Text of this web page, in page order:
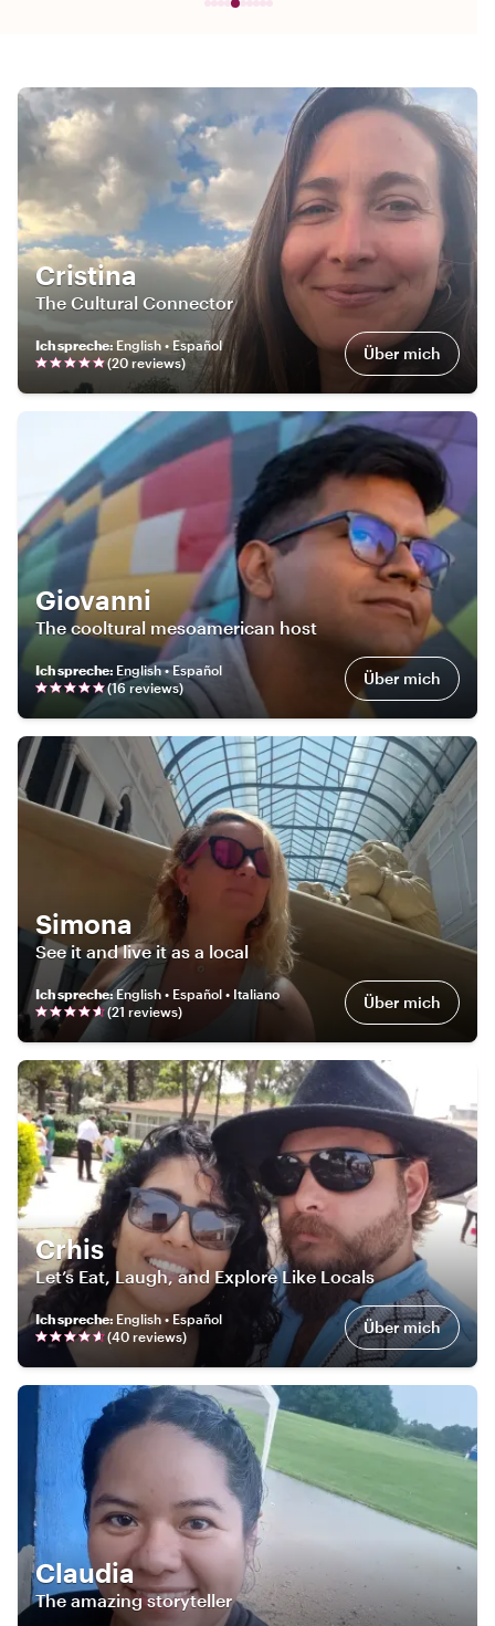
Cristina
The Cultural Connector
Ich spreche: English • Español
(20 reviews) Über mich
Giovanni
The cooltural mesoamerican host
Ich spreche: English • Español
(16 reviews) Über mich
Simona
See it and live it as a local
Ich spreche:English • Español • Italiano
(21 reviews) Über mich
Crhis
Let’s Eat, Laugh, and Explore Like Locals
Ich spreche: English • Español
(40 reviews) Über mich
Claudia
The amazing storyteller